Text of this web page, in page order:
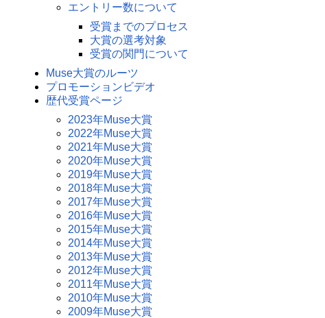
エントリー数について
受賞までのプロセス
大賞の選考対象
受賞の関門について
Muse大賞のルーツ
プロモーションビデオ
歴代受賞ページ
2023年Muse大賞
2022年Muse大賞
2021年Muse大賞
2020年Muse大賞
2019年Muse大賞
2018年Muse大賞
2017年Muse大賞
2016年Muse大賞
2015年Muse大賞
2014年Muse大賞
2013年Muse大賞
2012年Muse大賞
2011年Muse大賞
2010年Muse大賞
2009年Muse大賞